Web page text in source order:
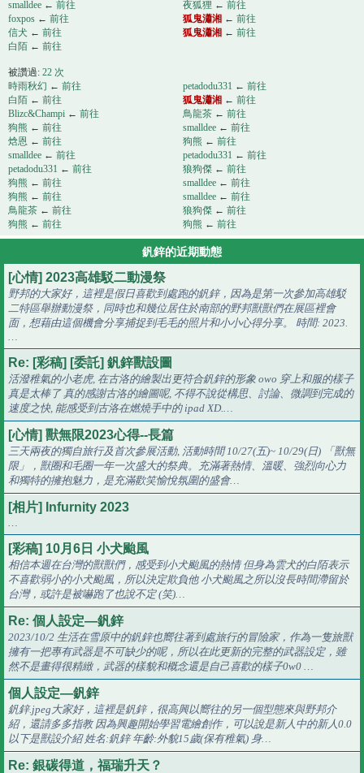
smalldee ← 前往 夜狐狸 ←前往
foxpos ← 前往 狐鬼瀟湘 ←前往
信犬 ← 前往 狐鬼瀟湘 ←前往
白陌 ← 前往
被讚過: 22 次
時雨秋幻 ← 前往 petadodu331 ←前往
白陌 ← 前往 狐鬼瀟湘 ←前往
Blizc&Champi ← 前往 鳥龍茶 ←前往
狗熊 ← 前往 smalldee ←前往
焓恩 ← 前往 狗熊 ←前往
smalldee ← 前往 petadodu331 ←前往
petadodu331 ← 前往 狼狗傑 ←前往
狗熊 ← 前往 smalldee ←前往
狗熊 ← 前往 smalldee ←前往
鳥龍茶 ← 前往 狼狗傑 ←前往
狗熊 ← 前往 狗熊 ←前往
釩鋅的近期動態
[心情] 2023高雄駁二動漫祭
野邦的大家好，這裡是假日喜歡到處跑的釩鋅，因為是第一次參加高雄駁
二特區舉辦動漫祭，同時也和幾位居住於南部的野邦獸獸們在展區裡會
面，想藉由這個機會分享捕捉到毛毛的照片和小小心得分享。 時間: 2023.
…
Re: [彩稿] [委託] 釩鋅獸設圖
活潑稚氣的小老虎, 在古洛的繪製出更符合釩鋅的形象 owo 穿上和服的樣子
真是太棒了 真的感謝古洛的繪圖呢, 不得不說從構思、討論、微調到完成的
速度之快, 能感受到古洛在燃燒手中的 ipad XD.…
[心情] 獸無限2023心得--長篇
三天兩夜的獨自旅行及首次參展活動, 活動時間 10/27(五)~ 10/29(日) 「獸無
限」，獸圈和毛圈一年一次盛大的祭典。充滿著熱情、溫暖、強烈向心力
和獨特的擁抱魅力，是充滿歡笑愉悅氛圍的盛會…
[相片] Infurnity 2023
…
[彩稿] 10月6日 小犬颱風
相信本週在台灣的獸獸們，感受到小犬颱風的熱情 但身為雲犬的白陌表示
不喜歡弱小的小犬颱風，所以決定欺負他 小犬颱風之所以沒長時間滯留於
台灣，或許是被嚇跑了也說不定 (笑)…
Re: 個人設定—釩鋅
2023/10/2 生活在雪原中的釩鋅也嚮往著到處旅行的冒險家，作為一隻旅獸
擁有一把專有武器是不可缺少的呢，所以在此更新的完整的武器設定，雖
然不是畫得很精緻，武器的樣貌和概念還是自己喜歡的樣子0w0 …
個人設定—釩鋅
釩鋅.jpeg大家好，這裡是釩鋅，很高興以嚮往的另一個型態來與野邦介
紹，還請多多指教 因為興趣開始學習電繪創作，可以說是新人中的新人0.0
以下是獸設介紹 姓名:釩鋅 年齡:外貌15歲(保有稚氣) 身…
Re: 銀碳得道，福瑞升天？